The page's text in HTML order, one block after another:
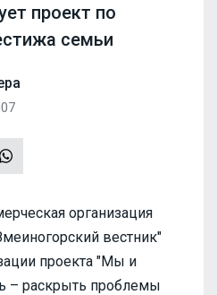
проект по
семьи
организация
вестник"
проекта "Мы и
– раскрыть проблемы